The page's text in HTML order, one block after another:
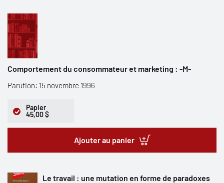
Comportement du consommateur et marketing : -M-
Parution: 15 novembre 1996
Papier
45,00 $
Ajouter au panier
Le travail : une mutation en forme de paradoxes